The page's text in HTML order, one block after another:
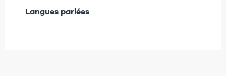
Langues parlées
Langues parlées